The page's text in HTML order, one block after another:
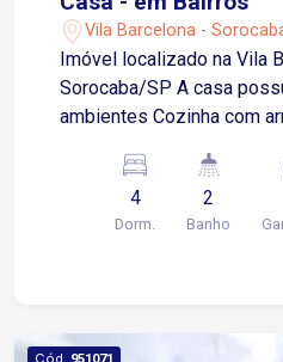
Vila Barcelona -
Imóvel localizado na Vila
Sorocaba/SP A casa
ambientes Cozinha com
5 vagas de garagem, sendo 3
fica próximo a diversas
serviços, como
4
Dorm.
2
Banho